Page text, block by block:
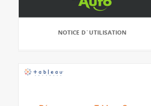
NOTICE D`UTILISATION